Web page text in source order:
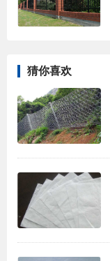
猜你喜欢